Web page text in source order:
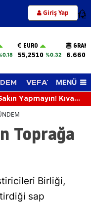
Giriş Yap 12
EURO
55,2510 %0.32
VEFAT EDENLER
MENÜ
Yapmayın! Kıvamı
Toprağa
Birliği,
sap